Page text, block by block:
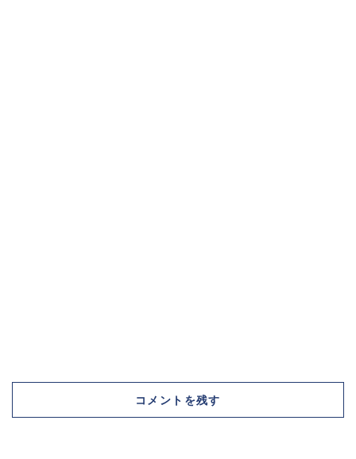
コメントを残す